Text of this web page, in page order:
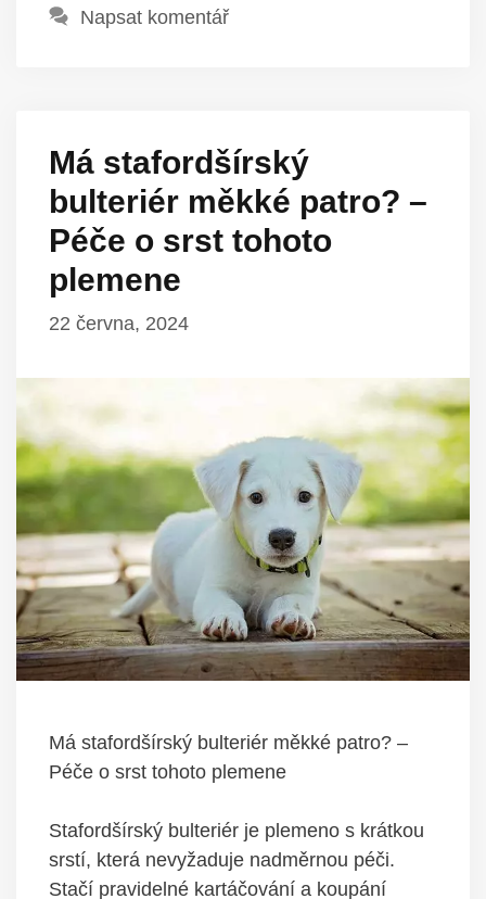
Napsat komentář
Má stafordšírský
bulteriér měkké patro? –
Péče o srst tohoto
plemene
22 června, 2024
Má stafordšírský bulteriér měkké patro? –
Péče o srst tohoto plemene
Stafordšírský bulteriér je plemeno s krátkou
srstí, která nevyžaduje nadměrnou péči.
Stačí pravidelné kartáčování a koupání